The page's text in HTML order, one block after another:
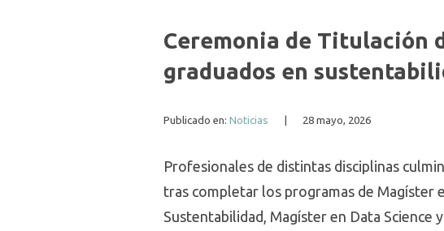
Ceremonia de Titulación
graduados en
Publicado en: Noticias 28 mayo, 2026
Profesionales de distintas disciplinas
tras completar los programas de Magíster
Sustentabilidad, Magíster en Data Science